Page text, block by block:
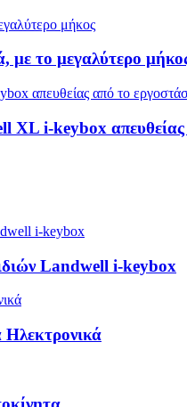
με το μεγαλύτερο
XL i-keybox απευθείας
Landwell i-keybox